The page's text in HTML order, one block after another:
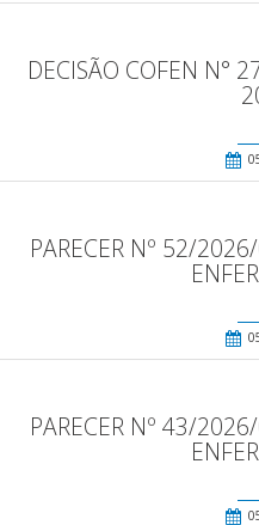
DECISÃO COFEN N°
PARECER Nº 52/
PARECER Nº 43/